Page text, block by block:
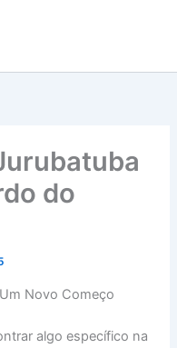
do
Novo Começo
algo específico na